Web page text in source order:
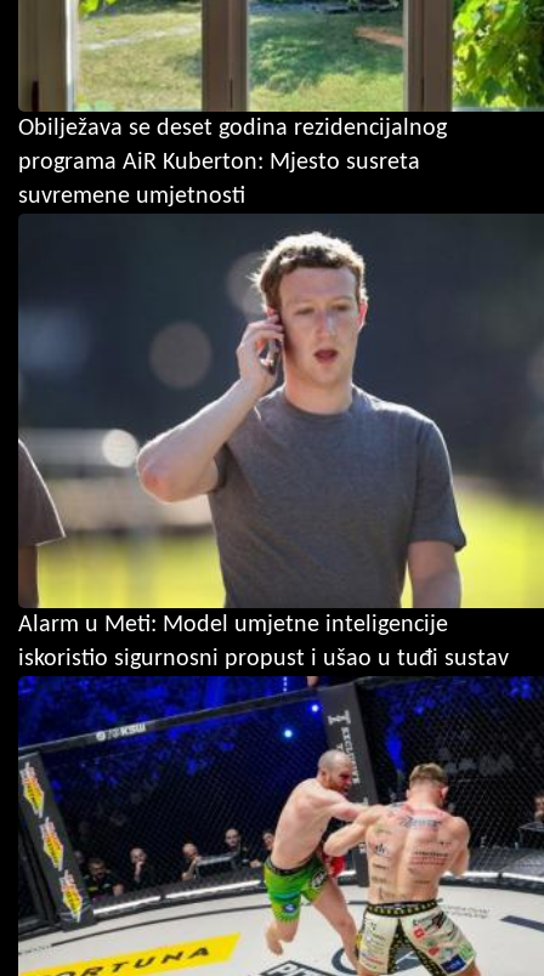
Obilježava se deset godina rezidencijalnog
programa AiR Kuberton: Mjesto susreta
suvremene umjetnosti
Alarm u Meti: Model umjetne inteligencije
iskoristio sigurnosni propust i ušao u tuđi sustav